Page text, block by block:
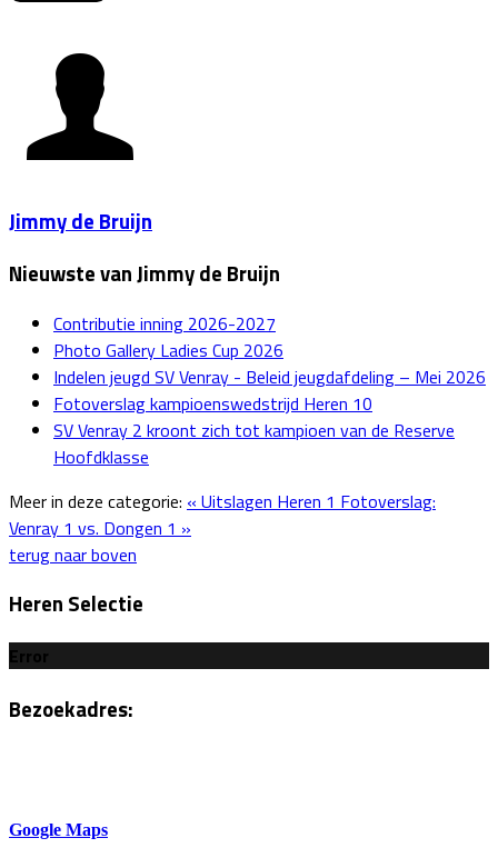
Jimmy de Bruijn
Nieuwste van Jimmy de Bruijn
Contributie inning 2026-2027
Photo Gallery Ladies Cup 2026
Indelen jeugd SV Venray - Beleid jeugdafdeling – Mei 2026
Fotoverslag kampioenswedstrijd Heren 10
SV Venray 2 kroont zich tot kampioen van de Reserve
Hoofdklasse
Meer in deze categorie: « Uitslagen Heren 1 Fotoverslag:
Venray 1 vs. Dongen 1 »
terug naar boven
Heren Selectie
Error
Bezoekadres:
Google Maps